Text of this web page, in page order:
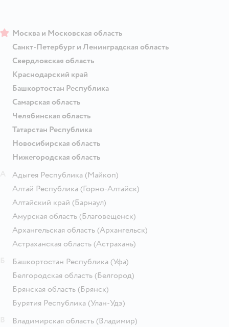
Москва и Московская область
Санкт-Петербург и Ленинградская область
Свердловская область
Краснодарский край
Башкортостан Республика
Самарская область
Челябинская область
Татарстан Республика
Новосибирская область
Нижегородская область
Адыгея Республика (Майкоп)
Алтай Республика (Горно-Алтайск)
Алтайский край (Барнаул)
Амурская область (Благовещенск)
Архангельская область (Архангельск)
Астраханская область (Астрахань)
Башкортостан Республика (Уфа)
Белгородская область (Белгород)
Брянская область (Брянск)
Бурятия Республика (Улан-Удэ)
Владимирская область (Владимир)